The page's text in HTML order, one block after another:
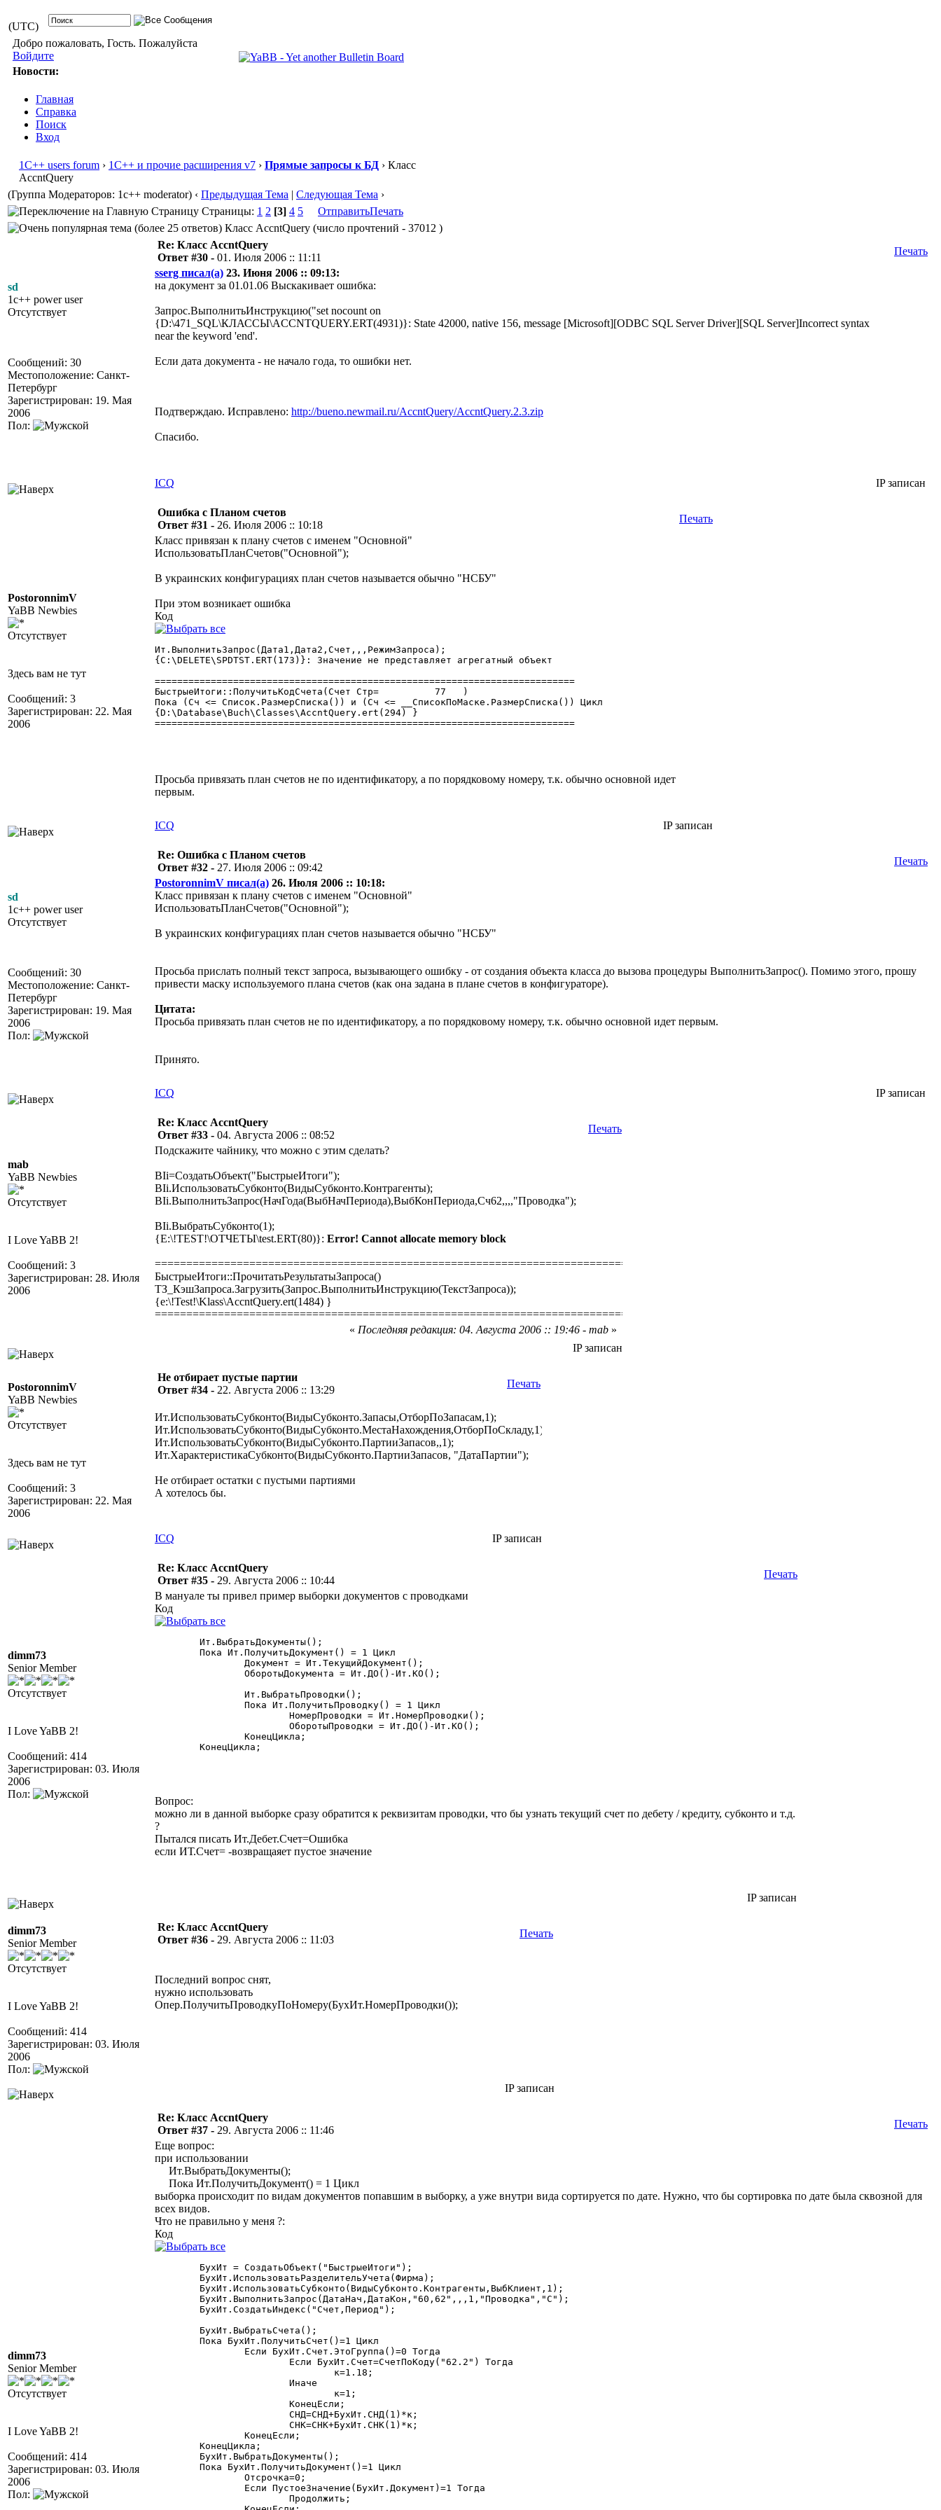
(UTC)
Добро пожаловать, Гость. Пожалуйста
Войдите
Новости:
Главная
Справка
Поиск
Вход
1С++ users forum › 1С++ и прочие расширения v7 › Прямые запросы к БД › Класс
AccntQuery
(Группа Модераторов: 1c++ moderator) ‹ Предыдущая Тема | Следующая Тема ›
Страницы: 1 2 [3] 4 5 ОтправитьПечать
Класс AccntQuery (число прочтений - 37012 )
sd
1c++ power user
Отсутствует
Сообщений: 30
Местоположение: Санкт-
Петербург
Зарегистрирован: 19. Мая
2006
Пол:
Re: Класс AccntQuery
Ответ #30 - 01. Июля 2006 :: 11:11
Печать
sserg писал(а) 23. Июня 2006 :: 09:13:
на документ за 01.01.06 Выскакивает ошибка:
Запрос.ВыполнитьИнструкцию("set nocount on
{D:\471_SQL\КЛАССЫ\ACCNTQUERY.ERT(4931)}: State 42000, native 156, message [Microsoft][ODBC SQL Server Driver][SQL Server]Incorrect syntax
near the keyword 'end'.
Если дата документа - не начало года, то ошибки нет.
Подтверждаю. Исправлено: http://bueno.newmail.ru/AccntQuery/AccntQuery.2.3.zip
Спасибо.
ICQ IP записан
PostoronnimV
YaBB Newbies
Отсутствует
Здесь вам не тут
Сообщений: 3
Зарегистрирован: 22. Мая
2006
Ошибка с Планом счетов
Ответ #31 - 26. Июля 2006 :: 10:18
Печать
Класс привязан к плану счетов с именем "Основной"
ИспользоватьПланСчетов("Основной");
В украинских конфигурациях план счетов называется обычно "НСБУ"
При этом возникает ошибка
Код
Ит.ВыполнитьЗапрос(Дата1,Дата2,Счет,,,РежимЗапроса);
{C:\DELETE\SPDTST.ERT(173)}: Значение не представляет агрегатный объект
===========================================================================
БыстрыеИтоги::ПолучитьКодСчета(Счет Стр=	  77   )
Пока (Сч <= Список.РазмерСписка()) и (Сч <= __СписокПоМаске.РазмерСписка()) Цикл
{D:\Database\Buch\Classes\AccntQuery.ert(294) }
===========================================================================
Просьба привязать план счетов не по идентификатору, а по порядковому номеру, т.к. обычно основной идет
первым.
ICQ IP записан
sd
1c++ power user
Отсутствует
Сообщений: 30
Местоположение: Санкт-
Петербург
Зарегистрирован: 19. Мая
2006
Пол:
Re: Ошибка с Планом счетов
Ответ #32 - 27. Июля 2006 :: 09:42
Печать
PostoronnimV писал(а) 26. Июля 2006 :: 10:18:
Класс привязан к плану счетов с именем "Основной"
ИспользоватьПланСчетов("Основной");
В украинских конфигурациях план счетов называется обычно "НСБУ"
Просьба прислать полный текст запроса, вызывающего ошибку - от создания объекта класса до вызова процедуры ВыполнитьЗапрос(). Помимо этого, прошу
привести маску используемого плана счетов (как она задана в плане счетов в конфигураторе).
Цитата:
Просьба привязать план счетов не по идентификатору, а по порядковому номеру, т.к. обычно основной идет первым.
Принято.
ICQ IP записан
mab
YaBB Newbies
Отсутствует
I Love YaBB 2!
Сообщений: 3
Зарегистрирован: 28. Июля
2006
Re: Класс AccntQuery
Ответ #33 - 04. Августа 2006 :: 08:52
Печать
Подскажите чайнику, что можно с этим сделать?
BIi=СоздатьОбъект("БыстрыеИтоги");
BIi.ИспользоватьСубконто(ВидыСубконто.Контрагенты);
BIi.ВыполнитьЗапрос(НачГода(ВыбНачПериода),ВыбКонПериода,Сч62,,,,"Проводка");
BIi.ВыбратьСубконто(1);
{E:\!TEST!\ОТЧЕТЫ\test.ERT(80)}: Error! Cannot allocate memory block
===========================================================================
БыстрыеИтоги::ПрочитатьРезультатыЗапроса()
ТЗ_КэшЗапроса.Загрузить(Запрос.ВыполнитьИнструкцию(ТекстЗапроса));
{e:\!Test!\Klass\AccntQuery.ert(1484) }
===========================================================================
« Последняя редакция: 04. Августа 2006 :: 19:46 - mab »
IP записан
PostoronnimV
YaBB Newbies
Отсутствует
Здесь вам не тут
Сообщений: 3
Зарегистрирован: 22. Мая
2006
Не отбирает пустые партии
Ответ #34 - 22. Августа 2006 :: 13:29
Печать
Ит.ИспользоватьСубконто(ВидыСубконто.Запасы,ОтборПоЗапасам,1);
Ит.ИспользоватьСубконто(ВидыСубконто.МестаНахождения,ОтборПоСкладу,1);
Ит.ИспользоватьСубконто(ВидыСубконто.ПартииЗапасов,,1);
Ит.ХарактеристикаСубконто(ВидыСубконто.ПартииЗапасов, "ДатаПартии");
Не отбирает остатки с пустыми партиями
А хотелось бы.
ICQ IP записан
dimm73
Senior Member
Отсутствует
I Love YaBB 2!
Сообщений: 414
Зарегистрирован: 03. Июля
2006
Пол:
Re: Класс AccntQuery
Ответ #35 - 29. Августа 2006 :: 10:44
Печать
В мануале ты привел пример выборки документов с проводками
Код
Вопрос:
можно ли в данной выборке сразу обратится к реквизитам проводки, что бы узнать текущий счет по дебету / кредиту, субконто и т.д.
?
Пытался писать Ит.Дебет.Счет=Ошибка
если ИТ.Счет= -возвращаяет пустое значение
IP записан
dimm73
Senior Member
Отсутствует
I Love YaBB 2!
Сообщений: 414
Зарегистрирован: 03. Июля
2006
Пол:
Re: Класс AccntQuery
Ответ #36 - 29. Августа 2006 :: 11:03
Печать
Последний вопрос снят,
нужно использовать
Опер.ПолучитьПроводкуПоНомеру(БухИт.НомерПроводки());
IP записан
dimm73
Senior Member
Отсутствует
I Love YaBB 2!
Сообщений: 414
Зарегистрирован: 03. Июля
2006
Пол:
Re: Класс AccntQuery
Ответ #37 - 29. Августа 2006 :: 11:46
Печать
Еще вопрос:
при использовании
Ит.ВыбратьДокументы();
Пока Ит.ПолучитьДокумент() = 1 Цикл
выборка происходит по видам документов попавшим в выборку, а уже внутри вида сортируется по дате. Нужно, что бы сортировка по дате была сквозной для
всех видов.
Что не правильно у меня ?:
Код